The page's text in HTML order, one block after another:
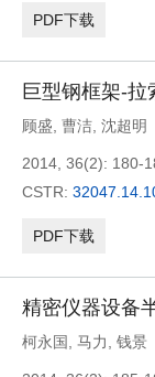
PDF下载
巨型钢框架-
顾盛 曹洁 沈超明
2014, 36(2): 180-
CSTR:
PDF下载
精密仪器设备
柯永国 马力 钱景